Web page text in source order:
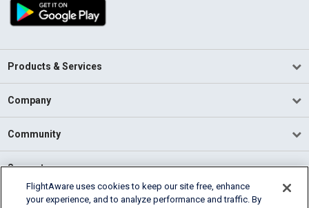
Products & Services
Company
Community
Support
English (USA)
FlightAware uses cookies to keep our site free, enhance
your experience, and to analyze performance and traffic. By